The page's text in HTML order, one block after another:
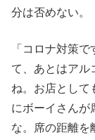
分は否めない。
「コロナ対策
て、あとはアル
ね。お店として
にボーイさんが
な。席の距離を